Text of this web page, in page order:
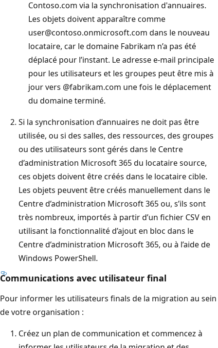
Contoso.com via la synchronisation d'annuaires.
Les objets doivent apparaître comme
user@contoso.onmicrosoft.com dans le nouveau
locataire, car le domaine Fabrikam n’a pas été
déplacé pour l’instant. Le adresse e-mail principale
pour les utilisateurs et les groupes peut être mis à
jour vers @fabrikam.com une fois le déplacement
du domaine terminé.
Si la synchronisation d’annuaires ne doit pas être
utilisée, ou si des salles, des ressources, des groupes
ou des utilisateurs sont gérés dans le Centre
d’administration Microsoft 365 du locataire source,
ces objets doivent être créés dans le locataire cible.
Les objets peuvent être créés manuellement dans le
Centre d’administration Microsoft 365 ou, s’ils sont
très nombreux, importés à partir d’un fichier CSV en
utilisant la fonctionnalité d’ajout en bloc dans le
Centre d’administration Microsoft 365, ou à l’aide de
Windows PowerShell.
Communications avec utilisateur final
Pour informer les utilisateurs finals de la migration au sein
de votre organisation :
Créez un plan de communication et commencez à